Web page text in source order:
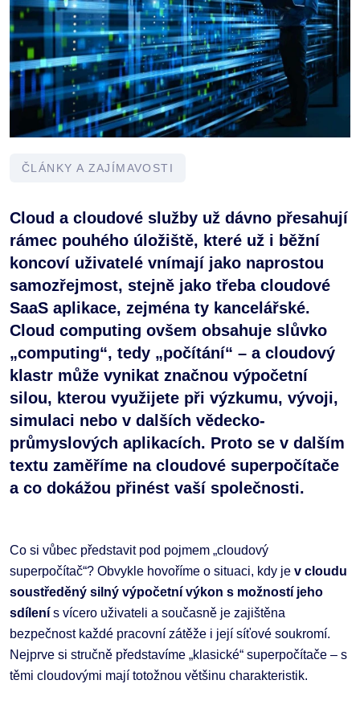
ČLÁNKY A ZAJÍMAVOSTI
Cloud a cloudové služby už dávno přesahují
rámec pouhého úložiště, které už i běžní
koncoví uživatelé vnímají jako naprostou
samozřejmost, stejně jako třeba cloudové
SaaS aplikace, zejména ty kancelářské.
Cloud computing ovšem obsahuje slůvko
„computing“, tedy „počítání“ – a cloudový
klastr může vynikat značnou výpočetní
silou, kterou využijete při výzkumu, vývoji,
simulaci nebo v dalších vědecko-
průmyslových aplikacích. Proto se v dalším
textu zaměříme na cloudové superpočítače
a co dokážou přinést vaší společnosti.
Co si vůbec představit pod pojmem „cloudový
superpočítač“? Obvykle hovoříme o situaci, kdy je v cloudu
soustředěný silný výpočetní výkon s možností jeho
sdílení s vícero uživateli a současně je zajištěna
bezpečnost každé pracovní zátěže i její síťové soukromí.
Nejprve si stručně představíme „klasické“ superpočítače – s
těmi cloudovými mají totožnou většinu charakteristik.